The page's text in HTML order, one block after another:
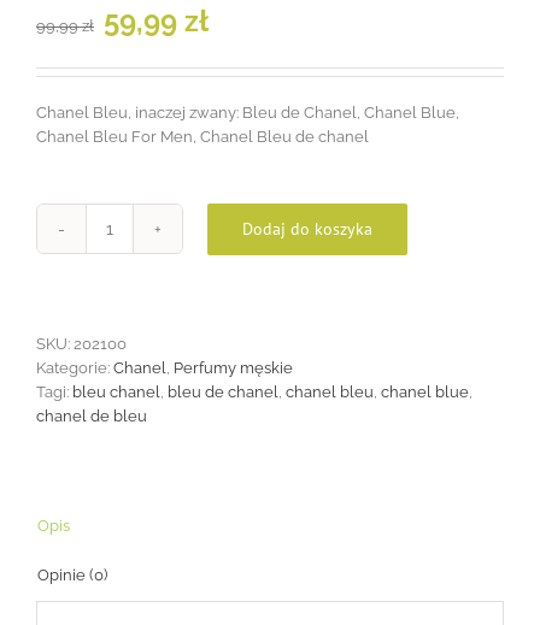
99,99zł
Pierwotna
cena
99,99 zł.
59,99 złcena
59,99 zł.
Chanel Bleu, inaczej zwany: Bleu de Chanel, Chanel Blue,
Chanel Bleu For Men, Chanel Bleu de chanel
ilość
Dodaj do koszyka
SKU: 202100
Kategorie: Chanel, Perfumy męskie
Tagi: bleu chanel, bleu de chanel, chanel bleu, chanel blue,
chanel de bleu
Opis
Opinie (0)